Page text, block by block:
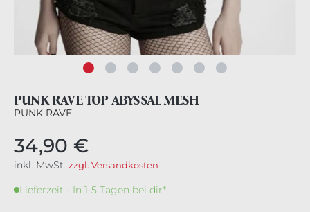
PUNK RAVE TOP ABYSSAL MESH
PUNK RAVE
34,90 €
inkl. MwSt. zzgl. Versandkosten
Lieferzeit - In 1-5 Tagen bei dir*